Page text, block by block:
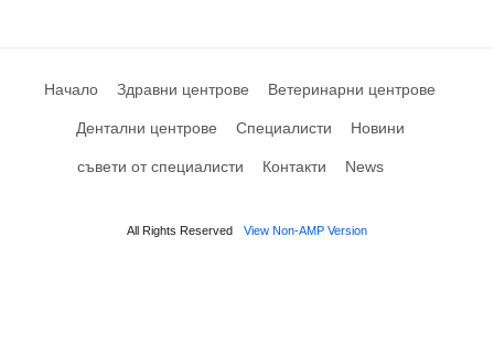
Начало Здравни центрове Ветеринарни центрове
Дентални центрове Специалисти Новини
съвети от специалисти Контакти News
All Rights Reserved View Non-AMP Version